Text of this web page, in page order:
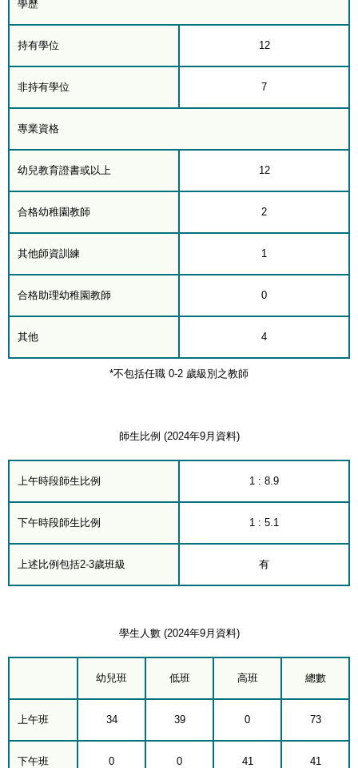
學歷
持有學位 12
非持有學位 7
專業資格
幼兒教育證書或以上 12
合格幼稚園教師 2
其他師資訓練 1
合格助理幼稚園教師 0
其他 4
*不包括任職 0-2 歲級別之教師
師生比例 (2024年9月資料)
上午時段師生比例 1 : 8.9
下午時段師生比例 1 : 5.1
上述比例包括2-3歲班級 有
學生人數 (2024年9月資料)
幼兒班 低班 高班 總數
上午班 34 39 0 73
下午班 0 0 41 41